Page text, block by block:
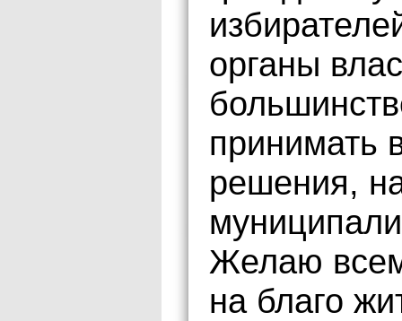
органы
принимать
решения,
Желаю
на благо